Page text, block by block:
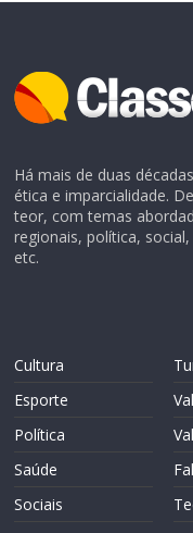
Há mais de duas
ética e imparcialidade.
teor, com temas
regionais, política,
etc.
Cultura
Esporte
Política
Saúde
Sociais